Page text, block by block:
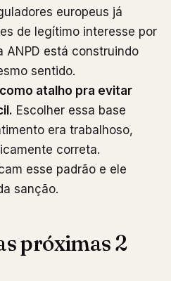
europeus já
de legítimo interesse por
ANPD está construindo
sentido.
atalho pra evitar
Escolher essa base
era trabalhoso,
correta.
esse padrão e ele
sanção.
próximas 2